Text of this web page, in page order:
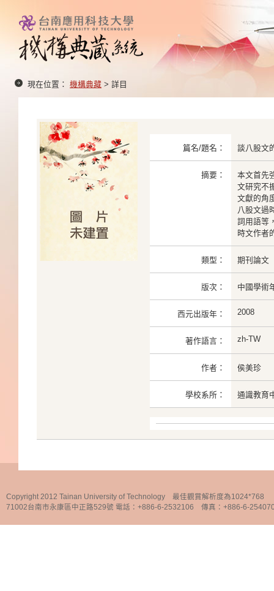
現在位置： 機構典藏 > 詳目
篇名/題名： 談八股文
摘要：
本文首先
文研究不
文獻的角
八股文過
詞用語等
時文作者
類型： 期刊論文
版次： 中國學術
西元出版年： 2008
著作語言： zh-TW
作者： 侯美珍
學校系所： 通識教育
Copyright 2012 Tainan University of Technology 最佳觀賞解析度為1024*768
71002台南市永康區中正路529號 電話：+886-6-2532106 傳真：+886-6-